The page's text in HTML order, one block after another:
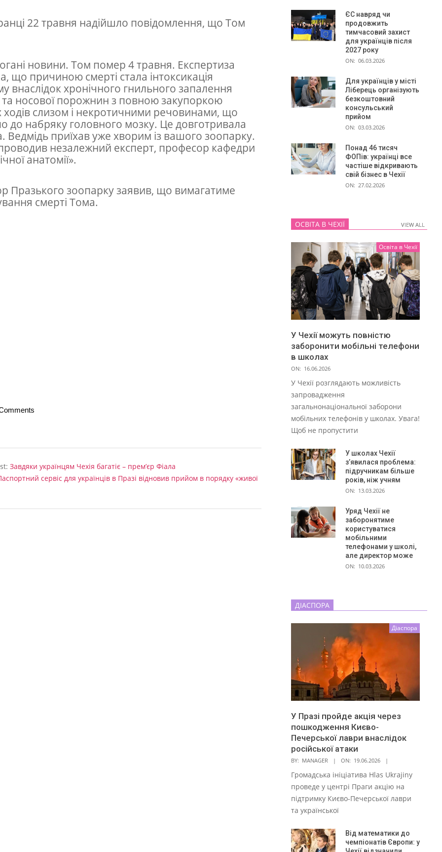
22 травня надійшло повідомлення, що Том
новини. Том помер 4 травня. Експертиза
що причиною смерті стала інтоксикація
внаслідок хронічного гнильного запалення
та носової порожнин з повною закупоркою
ходів слизом і некротичними речовинами, що
до набряку головного мозку. Це довготривала
Ведмідь приїхав уже хворим із вашого зоопарку.
незалежний експерт, професор кафедри
анатомії».
Празького зоопарку заявив, що вимагатиме
смерті Тома.
Завдяки українцям Чехія багатіє – прем’єр Фіала
сервіс для українців в Празі відновив прийом в порядку «живої
ЄС навряд чи
продовжить
тимчасовий захист
для українців після
2027 року
ON: 06.03.2026
Для українців у місті
Ліберець організують
безкоштовний
консульський
прийом
ON: 03.03.2026
Понад 46 тисяч
ФОПів: українці все
частіше відкривають
свій бізнес в Чехії
ON: 27.02.2026
ОСВІТА В ЧЕХІЇ VIEW ALL
Освіта в Чехії
У Чехії можуть повністю
заборонити мобільні телефони
в школах
ON: 16.06.2026
У Чехії розглядають можливість
запровадження
загальнонаціональної заборони
мобільних телефонів у школах. Увага!
Щоб не пропустити
У школах Чехії
з’явилася проблема:
підручникам більше
років, ніж учням
ON: 13.03.2026
Уряд Чехії не
заборонятиме
користуватися
мобільними
телефонами у школі,
але директор може
ON: 10.03.2026
VIEW ALL
ДІАСПОРА
Діаспора
У Празі пройде акція через
пошкодження Києво-
Печерської лаври внаслідок
російської атаки
BY: MANAGER ON: 19.06.2026
Громадська ініціатива Hlas Ukrajiny
проведе у центрі Праги акцію на
підтримку Києво-Печерської лаври
та української
Від математики до
чемпіонатів Європи: у